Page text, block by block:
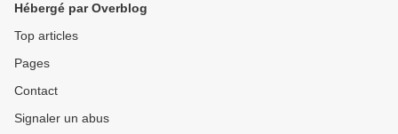
Hébergé par Overblog
Top articles
Pages
Contact
Signaler un abus